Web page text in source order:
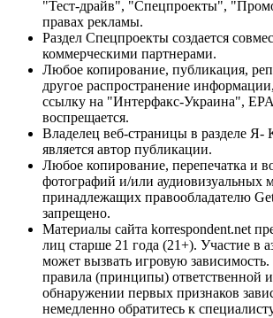
"Тест-драйв", "Спецпроекты",
правах рекламы.
Раздел Спецпроекты создается
коммерческими партнерами.
Любое копирование, публикация,
другое распространение
ссылку на "Интерфакс-Украина",
воспрещается.
Владелец веб-страницы в разделе Я-
является автор публикации.
Любое копирование, перепечатка и
фотографий и/или аудиовизуальных
принадлежащих правообладателю
запрещено.
Материалы сайта korrespondent.net
лиц старше 21 года (21+). Участие в
может вызвать игровую
правила (принципы) ответственной
обнаружении первых признаков
немедленно обратитесь к